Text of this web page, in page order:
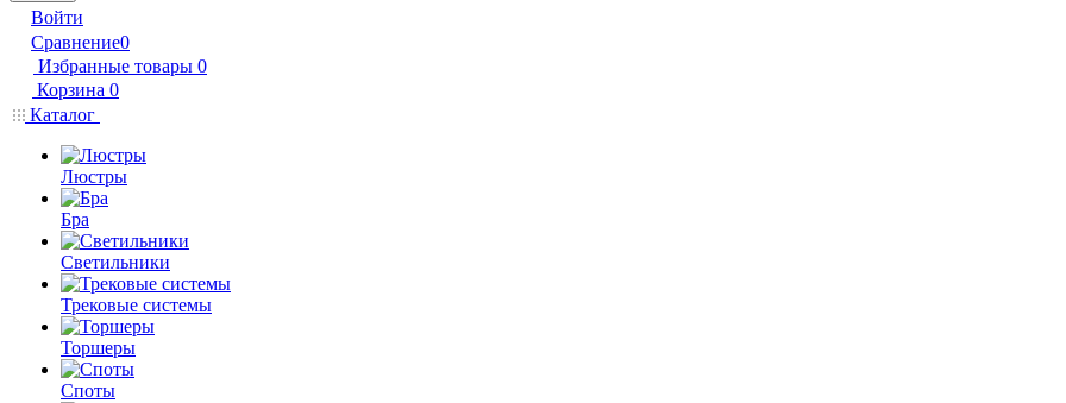
Войти
Сравнение0
Избранные товары 0
Корзина 0
Каталог
Люстры
Бра
Светильники
Трековые системы
Торшеры
Споты